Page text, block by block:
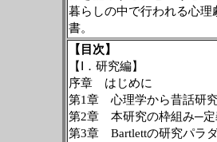
暮らしの中で行われる心
書。
【目次】
【Ⅰ．研究編】
序章 はじめに
第1章 心理学から昔話研
第2章 本研究の枠組み─定
第3章 Bartlettの研究パラ